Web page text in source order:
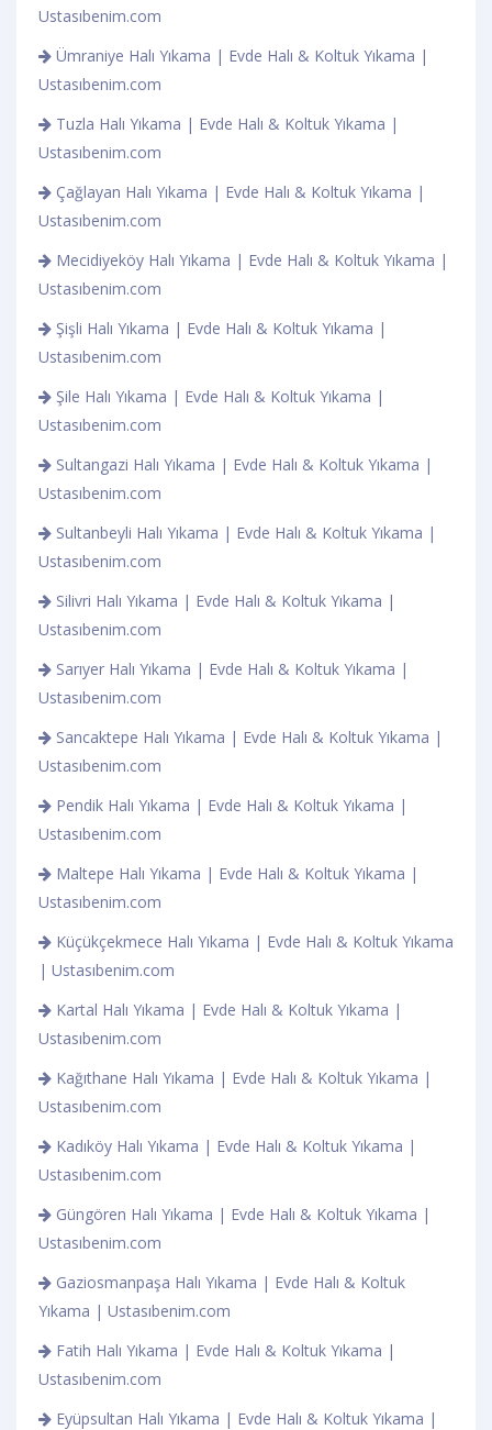
Ustasıbenim.com
Ümraniye Halı Yıkama | Evde Halı & Koltuk Yıkama |
Ustasıbenim.com
Tuzla Halı Yıkama | Evde Halı & Koltuk Yıkama |
Ustasıbenim.com
Çağlayan Halı Yıkama | Evde Halı & Koltuk Yıkama |
Ustasıbenim.com
Mecidiyeköy Halı Yıkama | Evde Halı & Koltuk Yıkama |
Ustasıbenim.com
Şişli Halı Yıkama | Evde Halı & Koltuk Yıkama |
Ustasıbenim.com
Şile Halı Yıkama | Evde Halı & Koltuk Yıkama |
Ustasıbenim.com
Sultangazi Halı Yıkama | Evde Halı & Koltuk Yıkama |
Ustasıbenim.com
Sultanbeyli Halı Yıkama | Evde Halı & Koltuk Yıkama |
Ustasıbenim.com
Silivri Halı Yıkama | Evde Halı & Koltuk Yıkama |
Ustasıbenim.com
Sarıyer Halı Yıkama | Evde Halı & Koltuk Yıkama |
Ustasıbenim.com
Sancaktepe Halı Yıkama | Evde Halı & Koltuk Yıkama |
Ustasıbenim.com
Pendik Halı Yıkama | Evde Halı & Koltuk Yıkama |
Ustasıbenim.com
Maltepe Halı Yıkama | Evde Halı & Koltuk Yıkama |
Ustasıbenim.com
Küçükçekmece Halı Yıkama | Evde Halı & Koltuk Yıkama
| Ustasıbenim.com
Kartal Halı Yıkama | Evde Halı & Koltuk Yıkama |
Ustasıbenim.com
Kağıthane Halı Yıkama | Evde Halı & Koltuk Yıkama |
Ustasıbenim.com
Kadıköy Halı Yıkama | Evde Halı & Koltuk Yıkama |
Ustasıbenim.com
Güngören Halı Yıkama | Evde Halı & Koltuk Yıkama |
Ustasıbenim.com
Gaziosmanpaşa Halı Yıkama | Evde Halı & Koltuk
Yıkama | Ustasıbenim.com
Fatih Halı Yıkama | Evde Halı & Koltuk Yıkama |
Ustasıbenim.com
Eyüpsultan Halı Yıkama | Evde Halı & Koltuk Yıkama |